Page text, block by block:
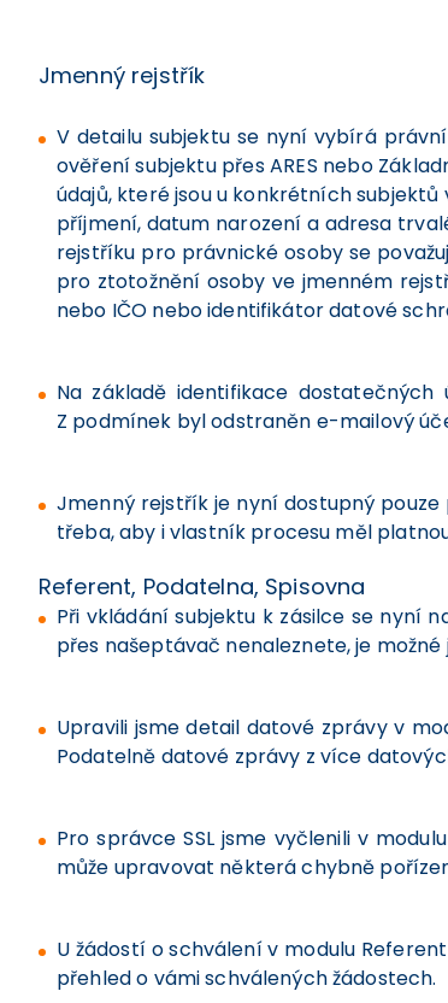
Jmenný rejstřík
V detailu subjektu se nyní vybírá
ověření subjektu přes ARES nebo
údajů, které jsou u konkrétních
příjmení, datum narození a adresa
rejstříku pro právnické osoby se
pro ztotožnění osoby ve jmenném
nebo IČO nebo identifikátor datové
Na základě identifikace
Z podmínek byl odstraněn e-mailový
Jmenný rejstřík je nyní dostupný pouze
třeba, aby i vlastník procesu měl
Referent, Podatelna, Spisovna
Při vkládání subjektu k zásilce se nyní
přes našeptávač nenaleznete, je
Upravili jsme detail datové zprávy v
Podatelně datové zprávy z více
Pro správce SSL jsme vyčlenili v
může upravovat některá chybně
U žádostí o schválení v modulu
přehled o vámi schválených žádostech.